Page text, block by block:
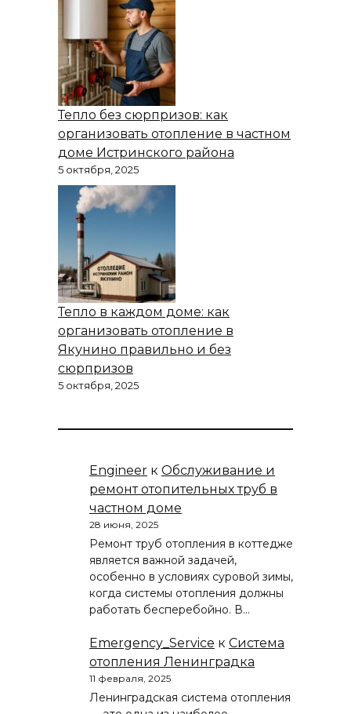
Тепло без сюрпризов: как
организовать отопление в частном
доме Истринского района
5 октября, 2025
Тепло в каждом доме: как
организовать отопление в
Якунино правильно и без
сюрпризов
5 октября, 2025
Engineer к Обслуживание и
ремонт отопительных труб в
частном доме
28 июня, 2025
Ремонт труб отопления в коттедже
является важной задачей,
особенно в условиях суровой зимы,
когда системы отопления должны
работать бесперебойно. В…
Emergency_Service к Система
отопления Ленинградка
11 февраля, 2025
Ленинградская система отопления